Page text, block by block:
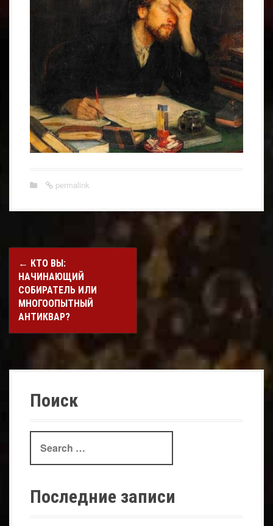
permalink
Post
navigation
← КТО ВЫ:
НАЧИНАЮЩИЙ
СОБИРАТЕЛЬ ИЛИ
МНОГООПЫТНЫЙ
АНТИКВАР?
Поиск
Search
for:
Последние записи